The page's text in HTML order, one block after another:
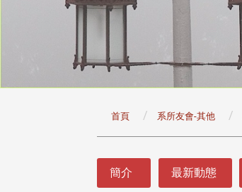
首頁 系所友會-其他
簡介 最新動態